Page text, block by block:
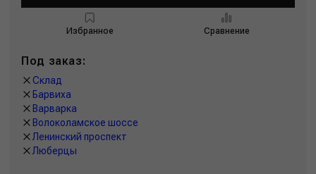
Избранное Сравнение
Под заказ:
Склад
Барвиха
Варварка
Волоколамское шоссе
Ленинский проспект
Люберцы